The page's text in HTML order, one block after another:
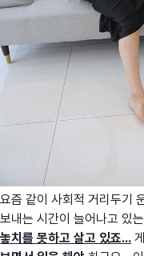
요즘 같이 사회적 거리두기
보내는 시간이 늘어나고 있
놓치를 못하고 살고 있죠...